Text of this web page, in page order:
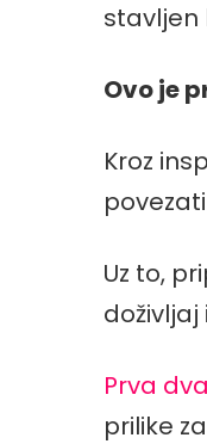
stavljen
Ovo je
Kroz
Uz to,
Prva
prilike